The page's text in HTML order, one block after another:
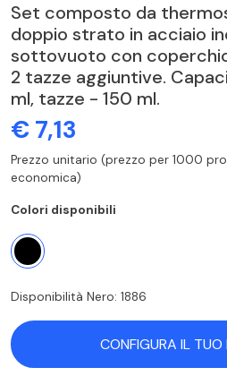
Set composto da
doppio strato in acciaio
sottovuoto con
2 tazze aggiuntive.
ml, tazze - 150 ml.
€ 7,13
Prezzo unitario (prezzo per 1000
economica)
Colori disponibili
Disponibilità Nero: 1886
CONFIGURA IL